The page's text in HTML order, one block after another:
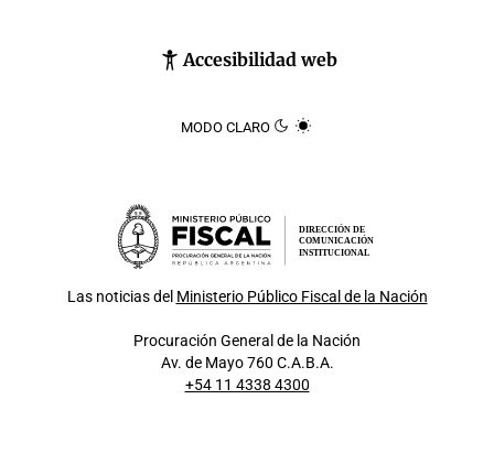
Accesibilidad web
MODO CLARO
DIRECCIÓN DE
COMUNICACIÓN
INSTITUCIONAL
Las noticias del Ministerio Público Fiscal de la Nación
Procuración General de la Nación
Av. de Mayo 760 C.A.B.A.
+54 11 4338 4300